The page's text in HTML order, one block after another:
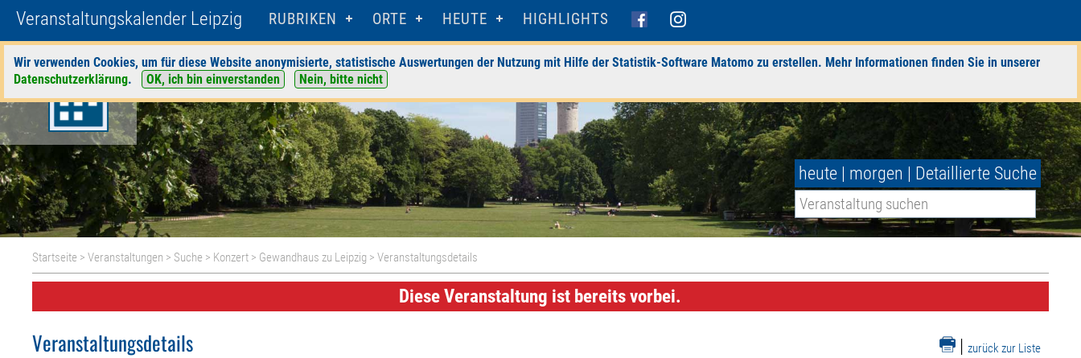
Veranstaltungskalender Leipzig RUBRIKEN ORTE HEUTE HIGHLIGHTS
Wir verwenden Cookies, um für diese Website anonymisierte, statistische Auswertungen der Nutzung mit Hilfe der Statistik-Software Matomo zu erstellen. Mehr Informationen finden Sie in unserer
Datenschutzerklärung. OK, ich bin einverstanden Nein, bitte nicht
heute | morgen | Detaillierte Suche
Startseite >Veranstaltungen > Suche > Konzert > Gewandhaus zu Leipzig > Veranstaltungsdetails
Diese Veranstaltung ist bereits vorbei.
| zurück zur Liste
Veranstaltungsdetails